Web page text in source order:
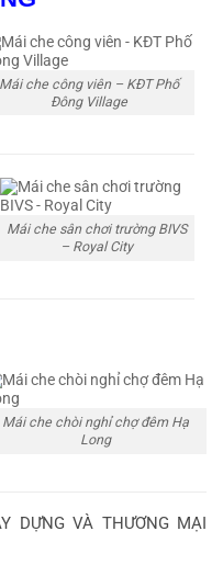
Mái che công viên – KĐT Phố
Đông Village
Mái che sân chơi trường BIVS
– Royal City
Mái che chòi nghỉ chợ đêm Hạ
Long
DỰNG VÀ THƯƠNG MẠI